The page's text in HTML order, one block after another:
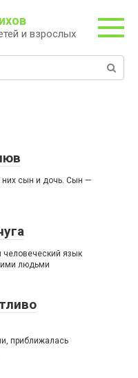
и взрослых
них сын и дочь. Сын —
человеческий язык
людьми
приближалась